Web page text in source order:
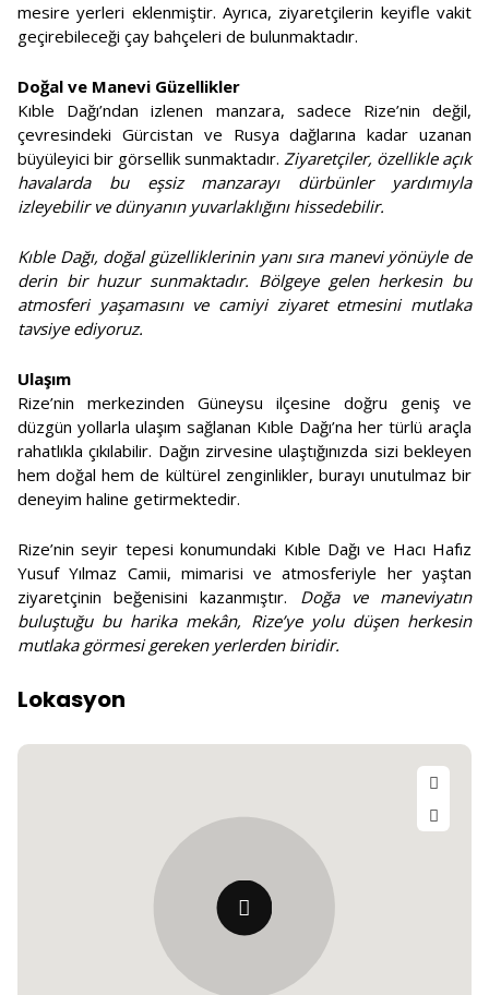
mesire yerleri eklenmiştir. Ayrıca, ziyaretçilerin keyifle vakit
geçirebileceği çay bahçeleri de bulunmaktadır.
Doğal ve Manevi Güzellikler
Kıble Dağı’ndan izlenen manzara, sadece Rize’nin değil,
çevresindeki Gürcistan ve Rusya dağlarına kadar uzanan
büyüleyici bir görsellik sunmaktadır. Ziyaretçiler, özellikle açık
havalarda bu eşsiz manzarayı dürbünler yardımıyla
izleyebilir ve dünyanın yuvarlaklığını hissedebilir.
Kıble Dağı, doğal güzelliklerinin yanı sıra manevi yönüyle de
derin bir huzur sunmaktadır. Bölgeye gelen herkesin bu
atmosferi yaşamasını ve camiyi ziyaret etmesini mutlaka
tavsiye ediyoruz.
Ulaşım
Rize’nin merkezinden Güneysu ilçesine doğru geniş ve
düzgün yollarla ulaşım sağlanan Kıble Dağı’na her türlü araçla
rahatlıkla çıkılabilir. Dağın zirvesine ulaştığınızda sizi bekleyen
hem doğal hem de kültürel zenginlikler, burayı unutulmaz bir
deneyim haline getirmektedir.
Rize’nin seyir tepesi konumundaki Kıble Dağı ve Hacı Hafız
Yusuf Yılmaz Camii, mimarisi ve atmosferiyle her yaştan
ziyaretçinin beğenisini kazanmıştır. Doğa ve maneviyatın
buluştuğu bu harika mekân, Rize’ye yolu düşen herkesin
mutlaka görmesi gereken yerlerden biridir.
Lokasyon